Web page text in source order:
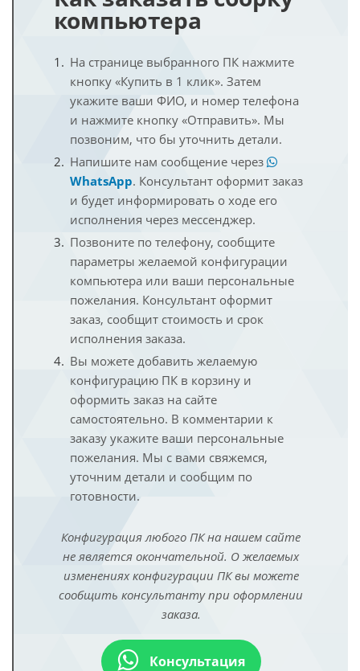
компьютера
На странице выбранного ПК нажмите
кнопку «Купить в 1 клик». Затем
укажите ваши ФИО, и номер телефона
и нажмите кнопку «Отправить». Мы
позвоним, что бы уточнить детали.
Напишите нам сообщение через
WhatsApp. Консультант оформит заказ
и будет информировать о ходе его
исполнения через мессенджер.
Позвоните по телефону, сообщите
параметры желаемой конфигурации
компьютера или ваши персональные
пожелания. Консультант оформит
заказ, сообщит стоимость и срок
исполнения заказа.
Вы можете добавить желаемую
конфигурацию ПК в корзину и
оформить заказ на сайте
самостоятельно. В комментарии к
заказу укажите ваши персональные
пожелания. Мы с вами свяжемся,
уточним детали и сообщим по
готовности.
Конфигурация любого ПК на нашем сайте
не является окончательной. О желаемых
изменениях конфигурации ПК вы можете
сообщить консультанту при оформлении
заказа.
Консультация